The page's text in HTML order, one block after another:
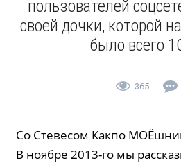
пользователей
своей дочки, которой
было всего
365
Со Стевесом Какпо
В ноябре 2013-го мы